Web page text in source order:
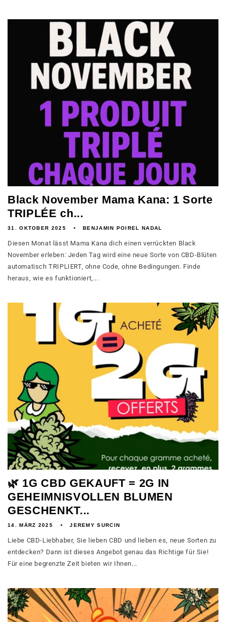
Black November Mama Kana: 1 Sorte
TRIPLÉE ch...
31. OKTOBER 2025 BENJAMIN POIREL NADAL
Diesen Monat lässt Mama Kana dich einen verrückten Black
November erleben: Jeden Tag wird eine neue Sorte von CBD-Blüten
automatisch TRIPLIERT, ohne Code, ohne Bedingungen. Finde
heraus, wie es funktioniert,...
🌿 1G CBD GEKAUFT = 2G IN
GEHEIMNISVOLLEN BLUMEN
GESCHENKT...
14. MÄRZ 2025 JEREMY SURCIN
Liebe CBD-Liebhaber, Sie lieben CBD und lieben es, neue Sorten zu
entdecken? Dann ist dieses Angebot genau das Richtige für Sie!
Für eine begrenzte Zeit bieten wir Ihnen...